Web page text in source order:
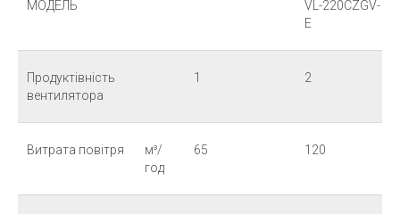
МОДЕЛЬ
VL-220CZGV-
E
Продуктівність
вентилятора
1 2
Витрата повітря
м³/
год
65 120